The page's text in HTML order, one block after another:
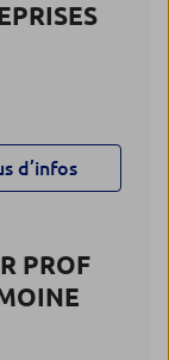
d’infos
PROF